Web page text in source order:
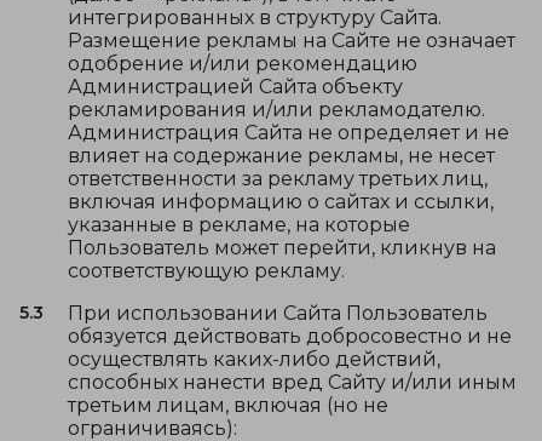
интегрированных в структуру Сайта.
Размещение рекламы на Сайте не означает
одобрение и/или рекомендацию
Администрацией Сайта объекту
рекламирования и/или рекламодателю.
Администрация Сайта не определяет и не
влияет на содержание рекламы, не несет
ответственности за рекламу третьих лиц,
включая информацию о сайтах и ссылки,
указанные в рекламе, на которые
Пользователь может перейти, кликнув на
соответствующую рекламу.
5.3
При использовании Сайта Пользователь
обязуется действовать добросовестно и не
осуществлять каких-либо действий,
способных нанести вред Сайту и/или иным
третьим лицам, включая (но не
ограничиваясь):